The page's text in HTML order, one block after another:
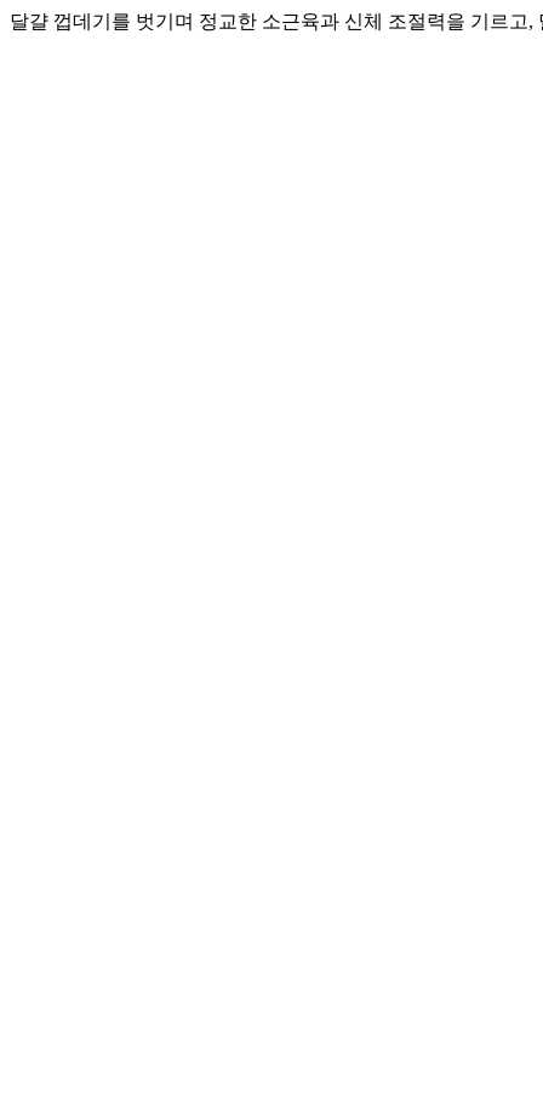
달걀 껍데기를 벗기며 정교한 소근육과 신체 조절력을 기르고